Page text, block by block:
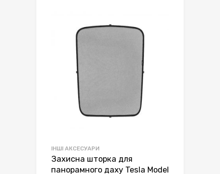
ІНШІ АКСЕСУАРИ
Захисна шторка для
панорамного даху Tesla Model